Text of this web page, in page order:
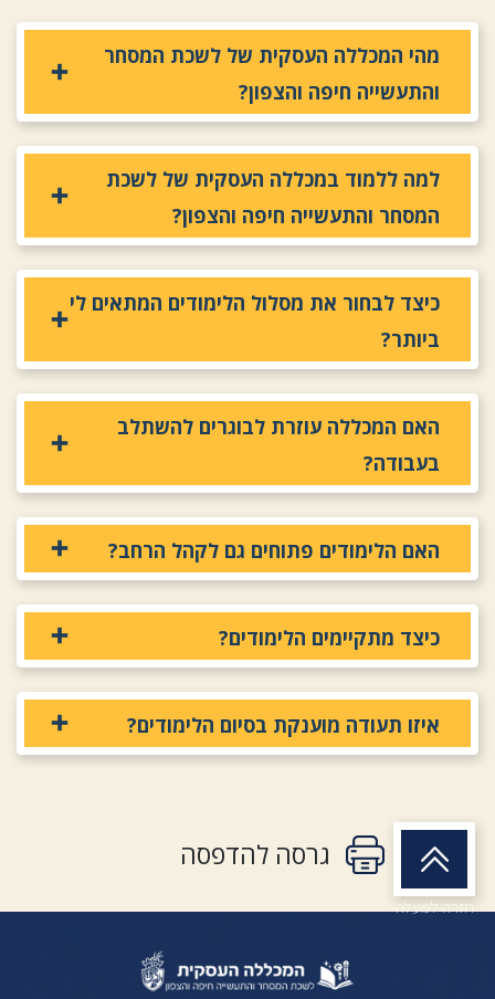
מהי המכללה העסקית של לשכת המסחר
והתעשייה חיפה והצפון?
למה ללמוד במכללה העסקית של לשכת
המסחר והתעשייה חיפה והצפון?
כיצד לבחור את מסלול הלימודים המתאים לי
ביותר?
האם המכללה עוזרת לבוגרים להשתלב
בעבודה?
האם הלימודים פתוחים גם לקהל הרחב?
כיצד מתקיימים הלימודים?
איזו תעודה מוענקת בסיום הלימודים?
גרסה להדפסה
חזרה למעלה